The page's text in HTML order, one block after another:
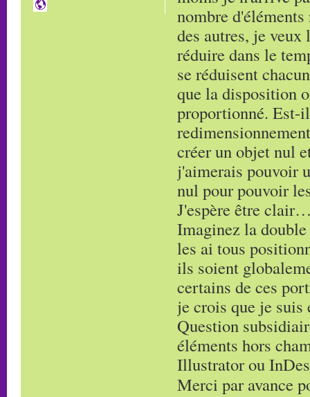
nombre
des autres, je
réduire dans le
se réduisent
que la disposition
proportionné. Est-
créer un objet nul
j'aimerais pouvoir
nul pour pouvoir
J'espère être
Imaginez la
les ai tous
ils soient
certains de ces
je crois que je
Question
éléments hors
Illustrator ou
Merci par avance